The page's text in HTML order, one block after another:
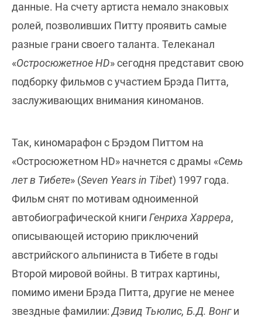
данные. На счету артиста немало знаковых
ролей, позволивших Питту проявить самые
разные грани своего таланта. Телеканал
«Остросюжетное HD» сегодня представит свою
подборку фильмов с участием Брэда Питта,
заслуживающих внимания киноманов.
Так, киномарафон с Брэдом Питтом на
«Остросюжетном HD» начнется с драмы «Семь
лет в Тибете» (Seven Years in Tibet) 1997 года.
Фильм снят по мотивам одноименной
автобиографической книги Генриха Харрера,
описывающей историю приключений
австрийского альпиниста в Тибете в годы
Второй мировой войны. В титрах картины,
помимо имени Брэда Питта, другие не менее
звездные фамилии:Дэвид Тьюлис, Б.Д. Вонги